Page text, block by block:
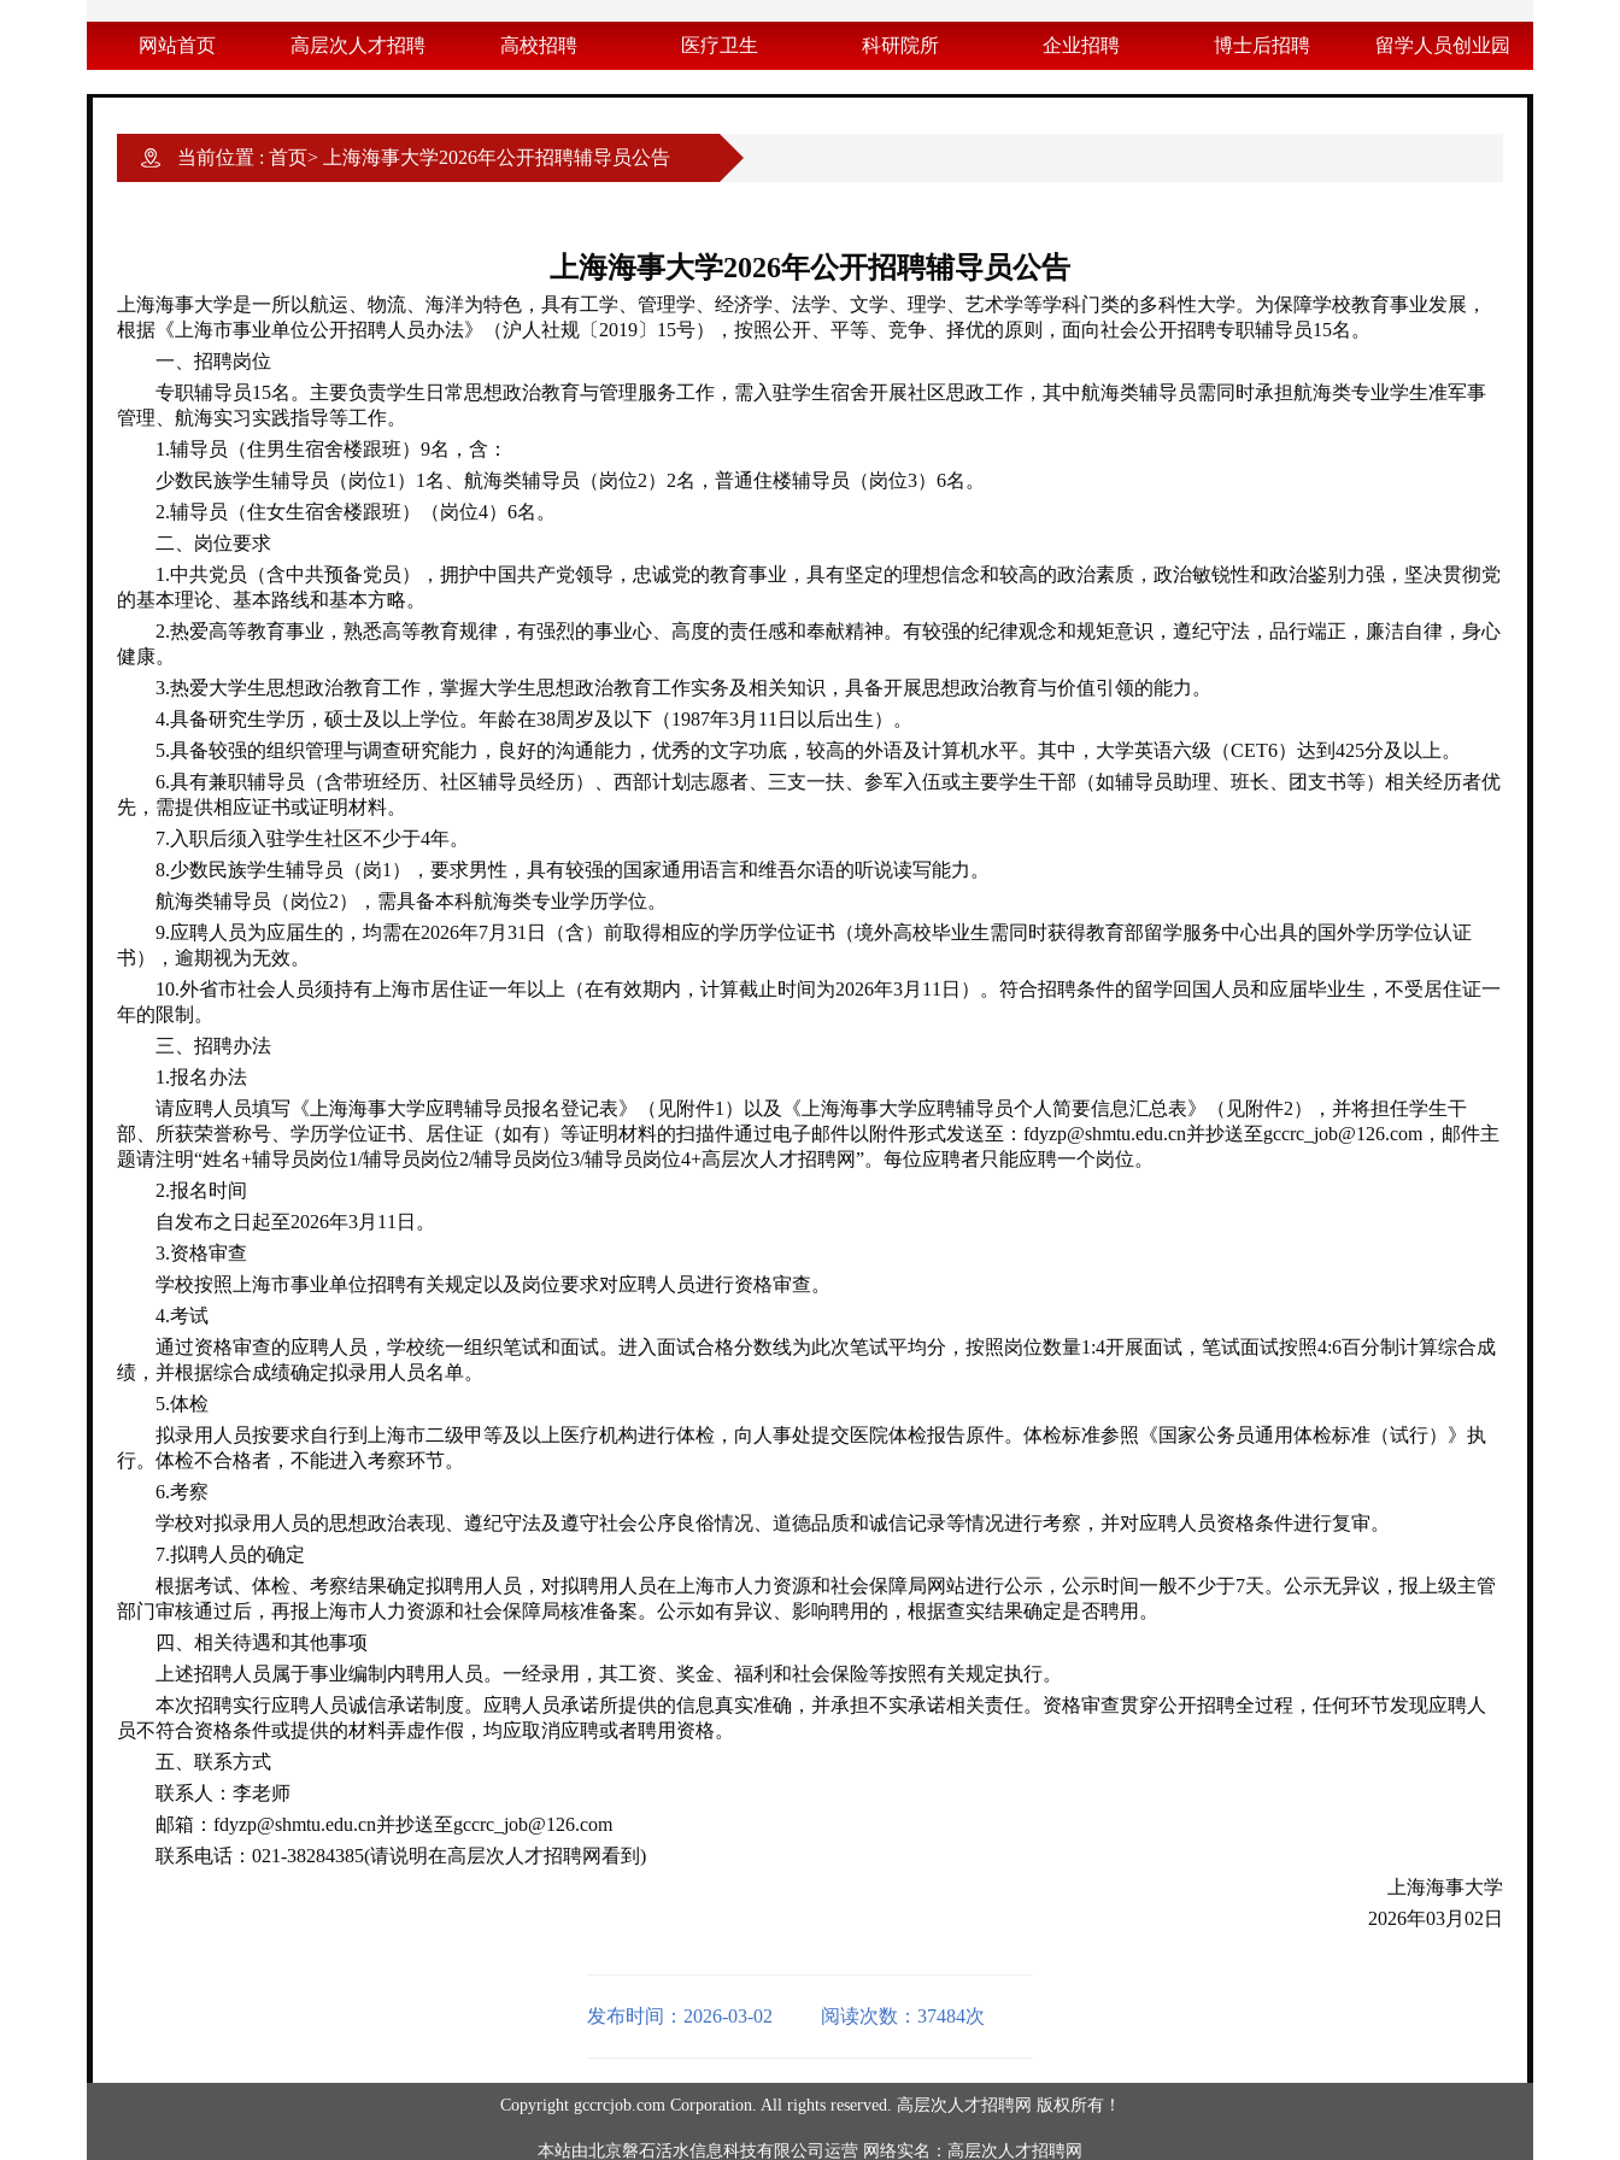
网站首页 高层次人才招聘 高校招聘 医疗卫生 科研院所 企业招聘 博士后招聘 留学人员创业园
当前位置 : 首页> 上海海事大学2026年公开招聘辅导员公告
上海海事大学2026年公开招聘辅导员公告
上海海事大学是一所以航运、物流、海洋为特色，具有工学、管理学、经济学、法学、文学、理学、艺术学等学科门类的多科性大学。为保障学校教育事业发展，
根据《上海市事业单位公开招聘人员办法》（沪人社规〔2019〕15号），按照公开、平等、竞争、择优的原则，面向社会公开招聘专职辅导员15名。
一、招聘岗位
专职辅导员15名。主要负责学生日常思想政治教育与管理服务工作，需入驻学生宿舍开展社区思政工作，其中航海类辅导员需同时承担航海类专业学生准军事
管理、航海实习实践指导等工作。
1.辅导员（住男生宿舍楼跟班）9名，含：
少数民族学生辅导员（岗位1）1名、航海类辅导员（岗位2）2名，普通住楼辅导员（岗位3）6名。
2.辅导员（住女生宿舍楼跟班）（岗位4）6名。
二、岗位要求
1.中共党员（含中共预备党员），拥护中国共产党领导，忠诚党的教育事业，具有坚定的理想信念和较高的政治素质，政治敏锐性和政治鉴别力强，坚决贯彻党
的基本理论、基本路线和基本方略。
2.热爱高等教育事业，熟悉高等教育规律，有强烈的事业心、高度的责任感和奉献精神。有较强的纪律观念和规矩意识，遵纪守法，品行端正，廉洁自律，身心
健康。
3.热爱大学生思想政治教育工作，掌握大学生思想政治教育工作实务及相关知识，具备开展思想政治教育与价值引领的能力。
4.具备研究生学历，硕士及以上学位。年龄在38周岁及以下（1987年3月11日以后出生）。
5.具备较强的组织管理与调查研究能力，良好的沟通能力，优秀的文字功底，较高的外语及计算机水平。其中，大学英语六级（CET6）达到425分及以上。
6.具有兼职辅导员（含带班经历、社区辅导员经历）、西部计划志愿者、三支一扶、参军入伍或主要学生干部（如辅导员助理、班长、团支书等）相关经历者优
先，需提供相应证书或证明材料。
7.入职后须入驻学生社区不少于4年。
8.少数民族学生辅导员（岗1），要求男性，具有较强的国家通用语言和维吾尔语的听说读写能力。
航海类辅导员（岗位2），需具备本科航海类专业学历学位。
9.应聘人员为应届生的，均需在2026年7月31日（含）前取得相应的学历学位证书（境外高校毕业生需同时获得教育部留学服务中心出具的国外学历学位认证
书），逾期视为无效。
10.外省市社会人员须持有上海市居住证一年以上（在有效期内，计算截止时间为2026年3月11日）。符合招聘条件的留学回国人员和应届毕业生，不受居住证一
年的限制。
三、招聘办法
1.报名办法
请应聘人员填写《上海海事大学应聘辅导员报名登记表》（见附件1）以及《上海海事大学应聘辅导员个人简要信息汇总表》（见附件2），并将担任学生干
部、所获荣誉称号、学历学位证书、居住证（如有）等证明材料的扫描件通过电子邮件以附件形式发送至：fdyzp@shmtu.edu.cn并抄送至gccrc_job@126.com，邮件主
题请注明“姓名+辅导员岗位1/辅导员岗位2/辅导员岗位3/辅导员岗位4+高层次人才招聘网”。每位应聘者只能应聘一个岗位。
2.报名时间
自发布之日起至2026年3月11日。
3.资格审查
学校按照上海市事业单位招聘有关规定以及岗位要求对应聘人员进行资格审查。
4.考试
通过资格审查的应聘人员，学校统一组织笔试和面试。进入面试合格分数线为此次笔试平均分，按照岗位数量1:4开展面试，笔试面试按照4:6百分制计算综合成
绩，并根据综合成绩确定拟录用人员名单。
5.体检
拟录用人员按要求自行到上海市二级甲等及以上医疗机构进行体检，向人事处提交医院体检报告原件。体检标准参照《国家公务员通用体检标准（试行）》执
行。体检不合格者，不能进入考察环节。
6.考察
学校对拟录用人员的思想政治表现、遵纪守法及遵守社会公序良俗情况、道德品质和诚信记录等情况进行考察，并对应聘人员资格条件进行复审。
7.拟聘人员的确定
根据考试、体检、考察结果确定拟聘用人员，对拟聘用人员在上海市人力资源和社会保障局网站进行公示，公示时间一般不少于7天。公示无异议，报上级主管
部门审核通过后，再报上海市人力资源和社会保障局核准备案。公示如有异议、影响聘用的，根据查实结果确定是否聘用。
四、相关待遇和其他事项
上述招聘人员属于事业编制内聘用人员。一经录用，其工资、奖金、福利和社会保险等按照有关规定执行。
本次招聘实行应聘人员诚信承诺制度。应聘人员承诺所提供的信息真实准确，并承担不实承诺相关责任。资格审查贯穿公开招聘全过程，任何环节发现应聘人
员不符合资格条件或提供的材料弄虚作假，均应取消应聘或者聘用资格。
五、联系方式
联系人：李老师
邮箱：fdyzp@shmtu.edu.cn并抄送至gccrc_job@126.com
联系电话：021-38284385(请说明在高层次人才招聘网看到)
上海海事大学
2026年03月02日
发布时间：2026-03-02 阅读次数：37484次
Copyright gccrcjob.com Corporation. All rights reserved. 高层次人才招聘网 版权所有！
本站由北京磐石活水信息科技有限公司运营 网络实名：高层次人才招聘网